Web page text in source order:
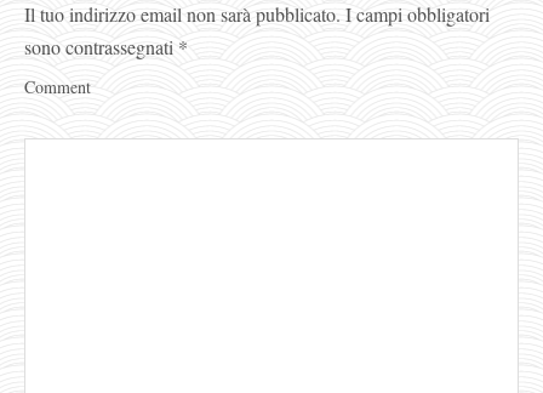
Il tuo indirizzo email non sarà pubblicato. I campi obbligatori
sono contrassegnati *
Comment